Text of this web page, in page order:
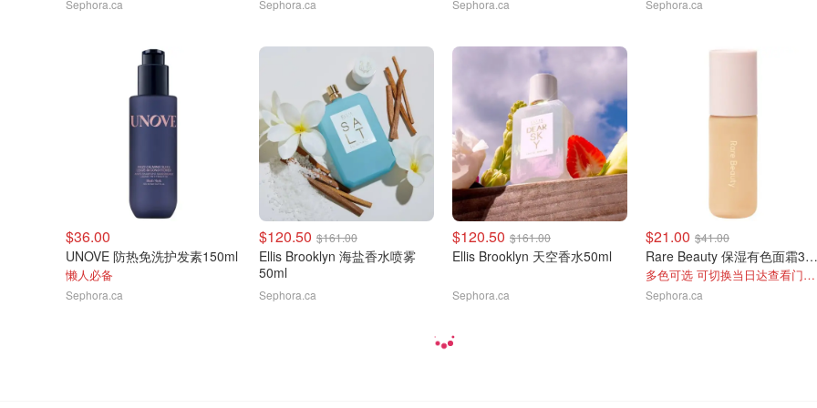
Sephora.ca Sephora.ca Sephora.ca Sephora.ca
$36.00
UNOVE 防热免洗护发素150ml
懒人必备
Sephora.ca
$120.50 $161.00
Ellis Brooklyn 海盐香水喷雾
50ml
Sephora.ca
$120.50 $161.00
Ellis Brooklyn 天空香水50ml
Sephora.ca
$21.00 $41.00
Rare Beauty 保湿有色面霜30ml
多色可选 可切换当日达查看门店库存
Sephora.ca